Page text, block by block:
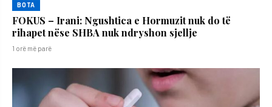
BOTA
FOKUS – Irani: Ngushtica e Hormuzit nuk do të
rihapet nëse SHBA nuk ndryshon sjellje
1 orë më parë